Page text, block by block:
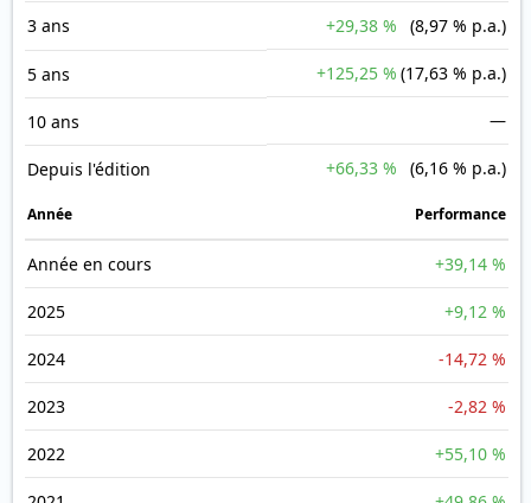
3 ans +29,38 % (8,97 % p.a.)
5 ans +125,25 % (17,63 % p.a.)
10 ans —
Depuis l'édition +66,33 % (6,16 % p.a.)
Année Performance
Année en cours +39,14 %
2025 +9,12 %
2024 -14,72 %
2023 -2,82 %
2022 +55,10 %